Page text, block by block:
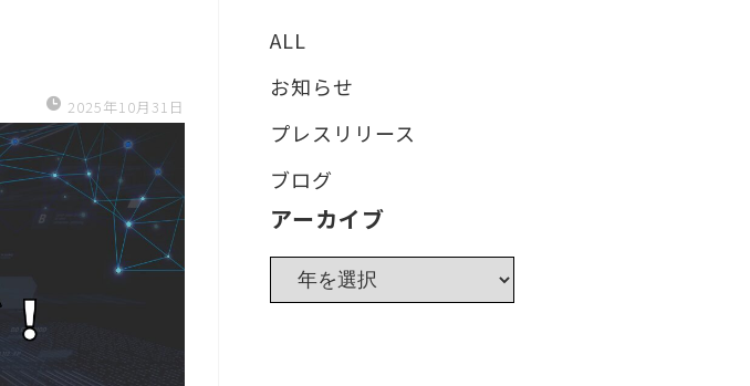
2025年10月31日
ALL
お知らせ
プレスリリース
ブログ
アーカイブ